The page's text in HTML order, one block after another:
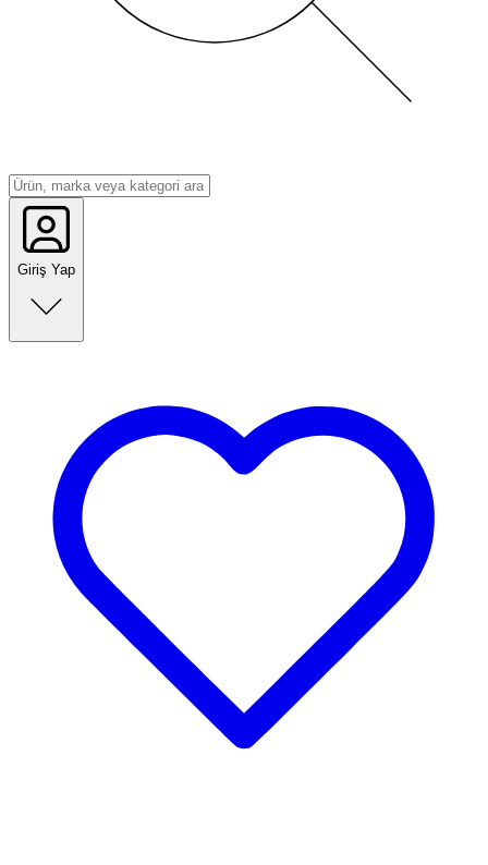
Giriş Yap